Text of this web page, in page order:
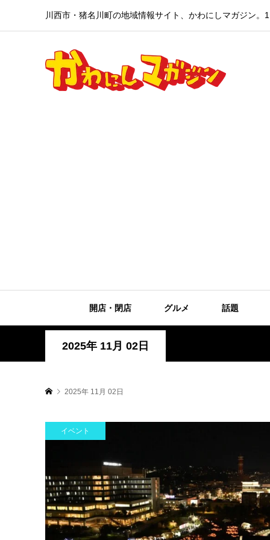
川西市・猪名川町の地域情報サイト、かわにしマガジン。
開店・閉店 グルメ 話題
2025年 11月 02日
2025年 11月 02日
イベント